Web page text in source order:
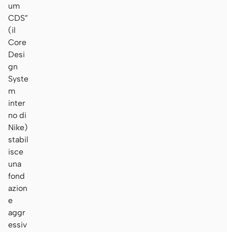
um
CDS”
(il
Core
Desi
gn
Syste
m
inter
no di
Nike)
stabil
isce
una
fond
azion
e
aggr
essiv